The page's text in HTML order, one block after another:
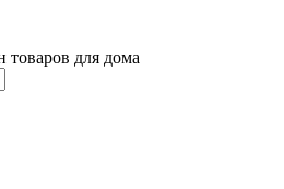
товаров для дома